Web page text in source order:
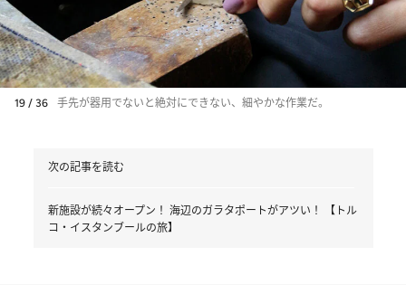
19 / 36 手先が器用でないと絶対にできない、細やかな作業だ。
次の記事を読む
新施設が続々オープン！ 海辺のガラタポートがアツい！ 【トル
コ・イスタンブールの旅】